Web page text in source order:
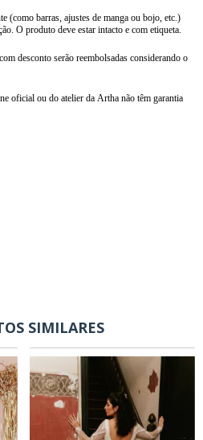
(como barras, ajustes de manga ou bojo, etc.)
O produto deve estar intacto e com etiqueta.
desconto serão reembolsadas considerando o
oficial ou do atelier da Artha não têm garantia
SIMILARES